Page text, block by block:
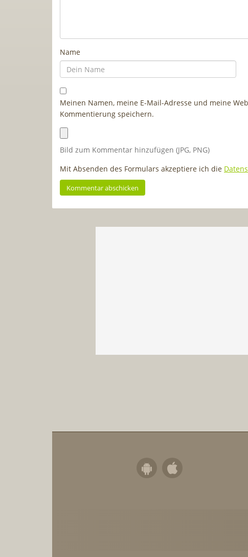
Name
Meinen Namen, meine E-Mail-Adresse und meine
Kommentierung speichern.
Bild zum Kommentar hinzufügen (JPG, PNG)
Mit Absenden des Formulars akzeptiere ich die